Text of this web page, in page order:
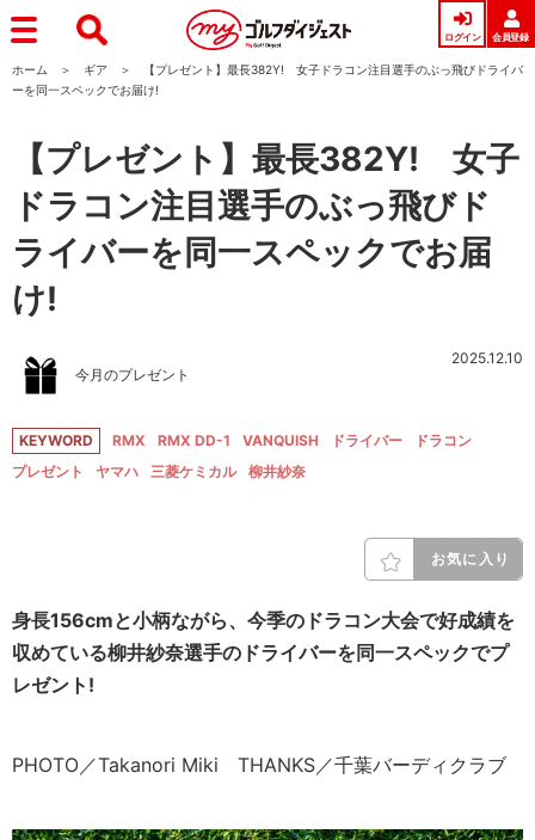
ログイン 会員登録
ホーム ギア
【プレゼント】最長382Y! 女子ドラコン注目選手のぶっ飛びドライバ
ーを同一スペックでお届け!
【プレゼント】最長382Y! 女子
ドラコン注目選手のぶっ飛びド
ライバーを同一スペックでお届
け!
今月のプレゼント
2025.12.10
KEYWORD RMX RMX DD-1 VANQUISH ドライバー
ドラコン
プレゼント
ヤマハ 三菱ケミカル 柳井紗奈
お気に入り
身長156cmと小柄ながら、今季のドラコン大会で好成績を
収めている柳井紗奈選手のドライバーを同一スペックでプ
レゼント!
PHOTO／Takanori Miki THANKS／千葉バーディクラブ